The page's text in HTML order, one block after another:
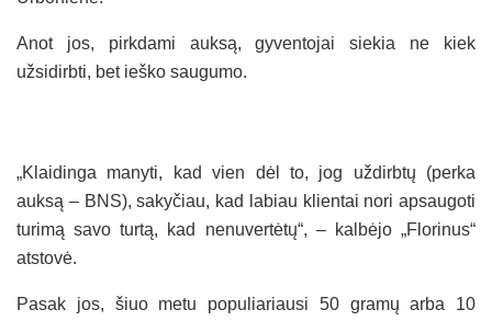
Anot jos, pirkdami auksą, gyventojai siekia ne kiek
užsidirbti, bet ieško saugumo.
„Klaidinga manyti, kad vien dėl to, jog uždirbtų (perka
auksą – BNS), sakyčiau, kad labiau klientai nori apsaugoti
turimą savo turtą, kad nenuvertėtų“, – kalbėjo „Florinus“
atstovė.
Pasak jos, šiuo metu populiariausi 50 gramų arba 10